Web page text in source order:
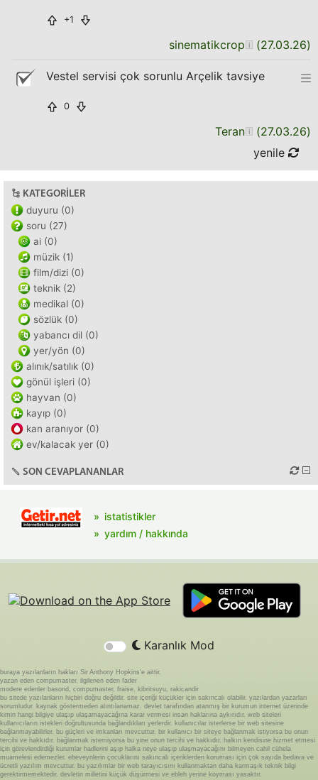
+1
sinematikcrop (27.03.26)
Vestel servisi çok sorunlu Arçelik tavsiye
0
Teran (27.03.26)
yenile
KATEGORILER
duyuru (0)
soru (27)
ai (0)
müzik (1)
film/dizi (0)
teknik (2)
medikal (0)
sözlük (0)
yabancı dil (0)
yer/yön (0)
alınık/satılık (0)
gönül işleri (0)
hayvan (0)
kayıp (0)
kan aranıyor (0)
ev/kalacak yer (0)
SON CEVAPLANANLAR
istatistikler
yardım / hakkında
Karanlık Mod
buraya yazılanların hakları Sir Anthony Hopkins'e aittir.
yazan eden compumaster, ilgilenen eden fader
modere edenler basond, compumaster, fraise, kibritsuyu, rakicandir
bu sitede yazılanların hiçbiri doğru değildir. site içeriği küçükler için sakıncalı olabilir. yazılardan yazarları
sorumludur. kaynak göstermeden alıntılanamaz. devlet tarafından atanmış bir kurumun internet üzerinde
kimin hangi bilgiye ulaşıp ulaşamayacağına karar vermesi insan haklarına aykırıdır. web siteleri
kullanıcıların istekleri doğrultusunda bağlandıkları yerlerdir. kullanıcılar isterlerse bir web sitesine
bağlanmayabilirler. bu güçleri ve imkanları mevcuttur. bir kullanıcı bir siteye bağlanmak istiyorsa bu onun
tercihi ve hakkıdır. bağlanmak istemiyorsa bu yine onun tercihi ve hakkıdır. halkın kendisine hizmet etmesi
için görevlendirdiği kurumlar hadlerini aşıp halka neye ulaşıp ulaşmayacağını bilmeyen cahil cühela
muamelesi edemezler. ebeveynlerin çocuklarını sakıncalı içeriklerden koruması için çok sayıda bedava ve
ücretli yazılım mevcuttur. bu yazılımlar bir web tarayıcısını kullanmaktan daha karmaşık teknik bilgi
gerektirmemektedir. devletin milletini küçük düşürmesi ve ebleh yerine koyması yasaktır.